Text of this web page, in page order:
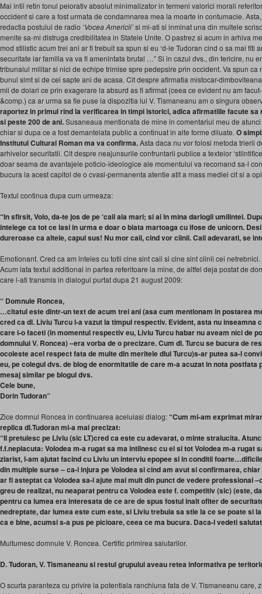
Mai intii retin tonul peiorativ absolut minimalizator in termeni valorici morali
occident si care a fost urmata de condamnarea mea la moarte in contumacie.
redactia postului de radio ‘Vocea Americii’si mi-ati si inminat una din multele
menite sa-mi distruga credibilitatea in Statele Unite. O pastrez si acum in arhiva
mod stilistic acum trei ani ar fi trebuit sa spun si eu ‘d-le Tudoran cind o sa mai fiti
securitate iar familia va va fi amenintata brutal …” Si in cazul dvs., din fericire, nu
tribunalul militar si nici de echipe trimise spre pedepsire prin occident. Va spun ca
bunul simt si de cei sapte ani de acasa. Cit despre afirmatia mistocar-
mii de dolari ce prin exagerare la absurd as fi afirmat (ceea ce evident nu am
&comp.) ca ar urma sa fie puse la dispozitia lui V. Tismaneanu am o singura
raportez in primul rind la verificarea in timpi istorici, adica afirmatiile facute
si peste 200 de ani.Susaneaua mentionata de mine in comentariul meu de
chiar si dupa ce a fost demantelata public a continuat in alte forme diluate. O
Institutul Cultural Roman ma va confirma.Asta daca nu vor folosi metoda trierii
arhivelor securitatii. Cit despre neajunsurile confruntarii publice a textelor
doar seama de avantajele poticio-ideologice ale momentului va recomand sa-l
bucura la acest capitol de o cvasi-permanenta atentie atit a mass mediei cit si a
Textul continua dupa cum urmeaza:
“In sfirsit, Volo, da-te jos de pe ‘caii aia mari; si ai in mina darlogii umilintei.
intelege ca tot ce lasi in urma e doar o biata martoaga cu ifose de unicorn.
dureroase ca altele, capul sus! Nu mor caii, cind vor ciinii. Caii adevarati, se
Emotionant. Cred ca am inteles cu totii cine sint caii si cine sint ciinii cei netrebnici.
Acum iata textul additional in partea referitoare la mine, de altfel deja postat de
care l-ati transmis in dialogul purtat dupa 21 august 2009:
“ Domnule Roncea,
…citatul este dintr-un text de acum trei ani (asa cum mentionam in postarea
cred ca dl. Liviu Turcu l-a vazut la timpul respectiv. Evident, asta nu inseamna
care i-o faceti (in momentul respectiv eu, Liviu Turcu habar nu aveam nici de
domnului V. Roncea) –era vorba de o precizare. Cum dl. Turcu se bucura de
ocoleste acel respect fata de multe din meritele dlui Turcu)s-ar putea sa-l
eu, pe colegul dvs. de blog de enormitatile de care m-a acuzat in nota postfata
mesaj similar pe blogul dvs.
Cele bune,
Dorin Tudoran”
Zice domnul Roncea in continuarea aceluiasi dialog:“Cum mi-am exprimat
replica dl.Tudoran mi-a mai precizat:
“Il pretuiesc pe Liviu (sic LT)cred ca este cu adevarat, o minte stralucita.
f.f.neplacuta: Volodea m-a rugat sa ma intilnesc cu el si tot Volodea m-a rugat
ziarist, l-am ajutat facind cu Liviu un interviu epopee si in conditii
din multiple surse – ca-l injura pe Volodea si cind am avut si confirmarea,
ar fi asteptat ca Volodea sa-l ajute mai mult din punct de vedere professional
greu de realizat, nu neaparat pentru ca Volodea este f. competitiv (sic) (este,
pentru ca lumea era interesata de ce are de spus fostul inalt ofiter de
nedreptate, dar lumea este cum este, si Liviu trebuia sa stie la ce se poate si
ca e bine, acumsi s-a pus pe picioare, ceea ce ma bucura. Daca-l vedeti
Multumesc domnule V. Roncea. Certific primirea salutarilor.
D. Tudoran, V. Tismaneanu si restul grupului aveau retea informativa pe
O scurta paranteza cu privire la potentiala ranchiuna fata de V. Tismaneanu care,